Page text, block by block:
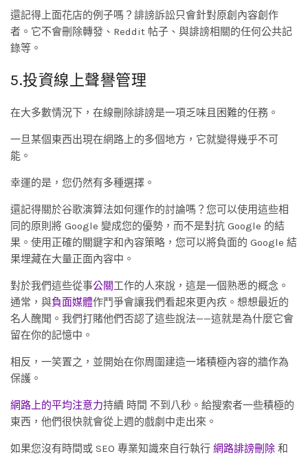
還記得上面花店的例子嗎？誹謗訴訟只會針對原創內容創作
者。它不會刪除轉發、Reddit 帖子、與誹謗相關的任何公共記
錄等。
5.投資線上聲譽管理
在大多數情況下，在線刪除誹謗是一項乏味且困難的任務。
一旦某個東西出現在網路上的多個地方，它就變得幾乎不可
能。
幸運的是，您仍然有多種選擇。
還記得關於谷歌演算法如何運作的討論嗎？您可以使用這些相
同的原則將 Google 變成您的優勢，而不是對抗 Google 的結
果。使用正確的關鍵字和內容策略，您可以將負面的 Google 結
果埋藏在大量正面內容中。
對於我們這些從事公關工作的人來說，這是一個熟悉的概念。
通常，與負面媒體作鬥爭會讓我們看起來更內疚。想想最近的
名人醜聞。我們打賭他們否認了這些說法——這就是為什麼它會
留在你的記憶中。
相反，一笑置之，並開始在你周圍建造一堵積極內容的牆作為
保護。
網路上的平均注意力持續 時間 不到八秒。給搜索者一些積極的
東西，他們很快就會從上週的戲劇中走出來。
如果您沒有時間或 SEO 專業知識來自行執行 網路誹謗刪除 和